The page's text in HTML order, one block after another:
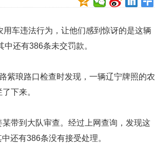
车违法行为，让他们感到惊讶的是这辆
还有386条未交罚款。
紫琅路口检查时发现，一辆辽宁牌照的农
下来。
带到大队审查。经过上网查询，发现这
还有386条没有接受处理。